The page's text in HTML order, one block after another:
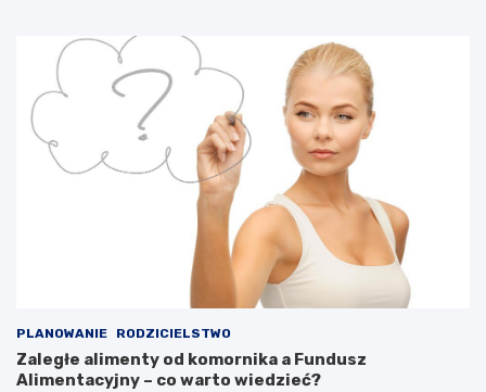
PLANOWANIE RODZICIELSTWO
Zaległe alimenty od komornika a Fundusz
Alimentacyjny – co warto wiedzieć?